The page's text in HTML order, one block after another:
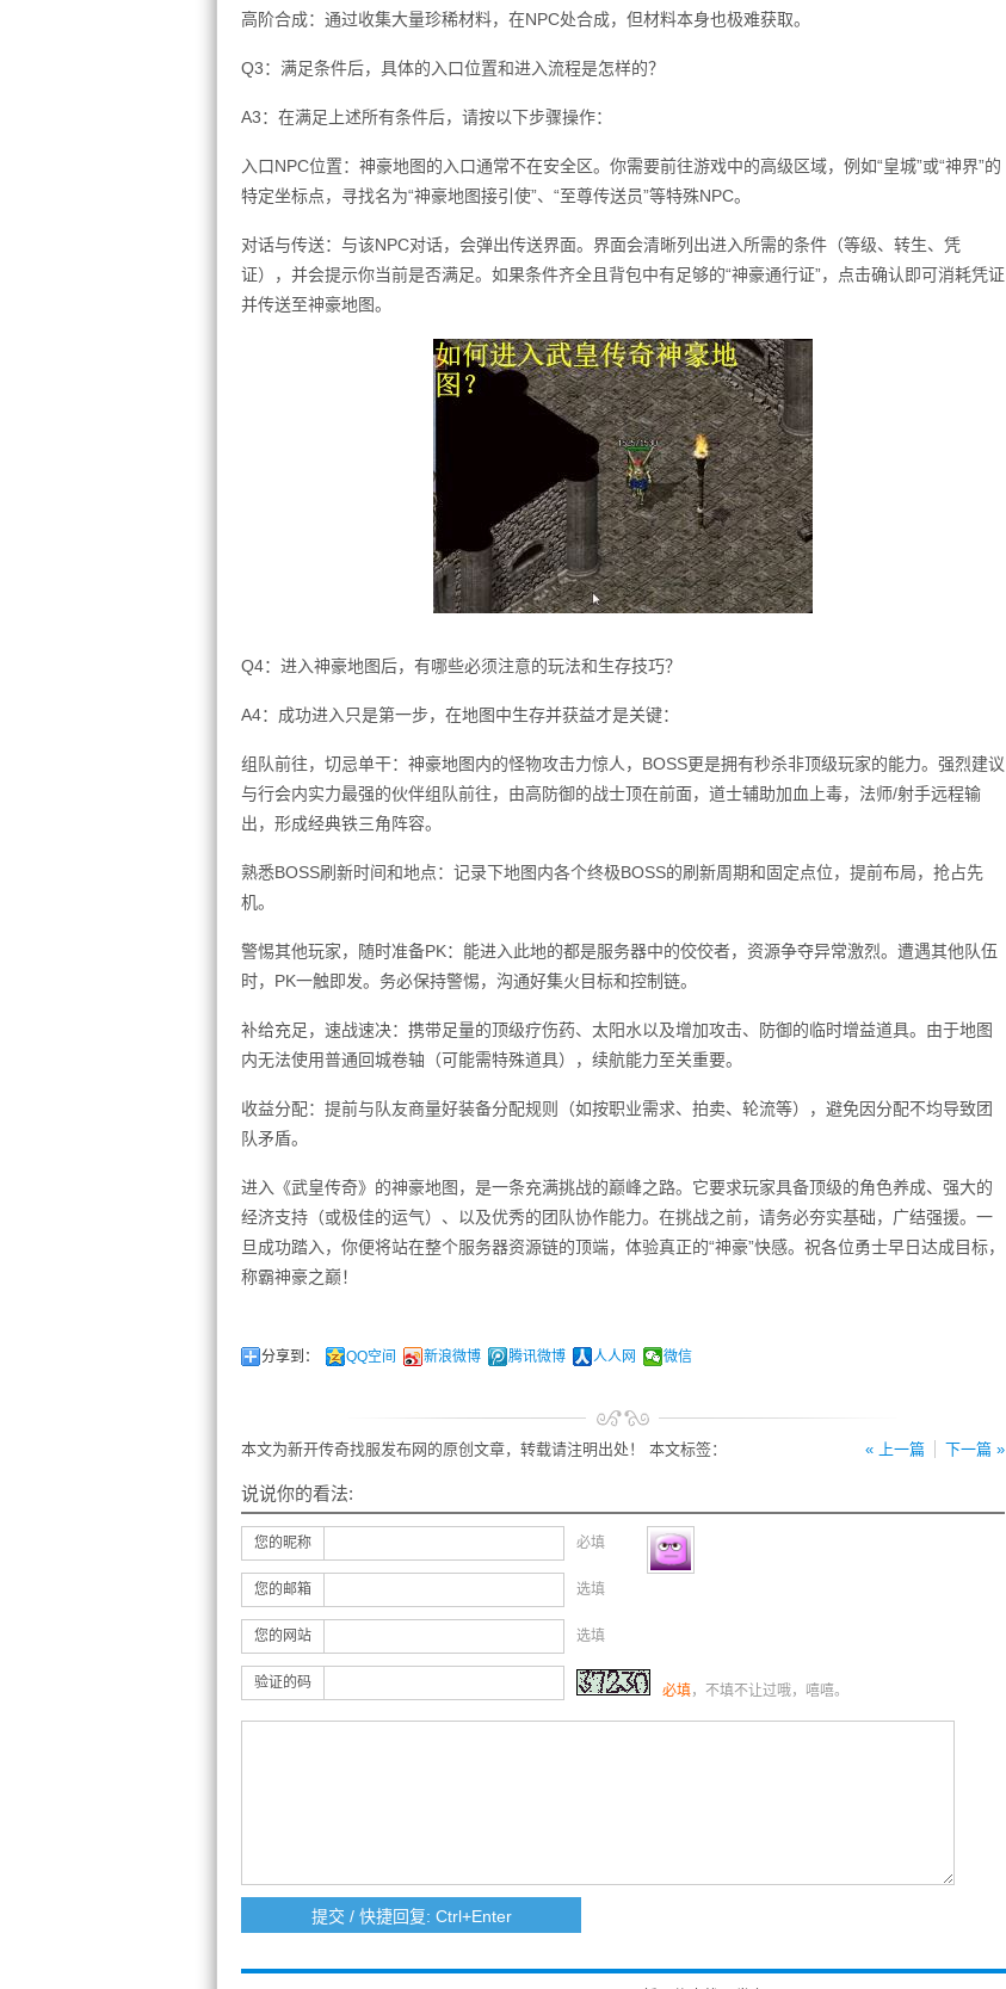
高阶合成：通过收集大量珍稀材料，在NPC处合成，但材料本身也极难获取。
Q3：满足条件后，具体的入口位置和进入流程是怎样的？
A3：在满足上述所有条件后，请按以下步骤操作：
入口NPC位置：神豪地图的入口通常不在安全区。你需要前往游戏中的高级区域，例如“皇城”或“神界”的
特定坐标点，寻找名为“神豪地图接引使”、“至尊传送员”等特殊NPC。
对话与传送：与该NPC对话，会弹出传送界面。界面会清晰列出进入所需的条件（等级、转生、凭
证），并会提示你当前是否满足。如果条件齐全且背包中有足够的“神豪通行证”，点击确认即可消耗凭证
并传送至神豪地图。
Q4：进入神豪地图后，有哪些必须注意的玩法和生存技巧？
A4：成功进入只是第一步，在地图中生存并获益才是关键：
组队前往，切忌单干：神豪地图内的怪物攻击力惊人，BOSS更是拥有秒杀非顶级玩家的能力。强烈建议
与行会内实力最强的伙伴组队前往，由高防御的战士顶在前面，道士辅助加血上毒，法师/射手远程输
出，形成经典铁三角阵容。
熟悉BOSS刷新时间和地点：记录下地图内各个终极BOSS的刷新周期和固定点位，提前布局，抢占先
机。
警惕其他玩家，随时准备PK：能进入此地的都是服务器中的佼佼者，资源争夺异常激烈。遭遇其他队伍
时，PK一触即发。务必保持警惕，沟通好集火目标和控制链。
补给充足，速战速决：携带足量的顶级疗伤药、太阳水以及增加攻击、防御的临时增益道具。由于地图
内无法使用普通回城卷轴（可能需特殊道具），续航能力至关重要。
收益分配：提前与队友商量好装备分配规则（如按职业需求、拍卖、轮流等），避免因分配不均导致团
队矛盾。
进入《武皇传奇》的神豪地图，是一条充满挑战的巅峰之路。它要求玩家具备顶级的角色养成、强大的
经济支持（或极佳的运气）、以及优秀的团队协作能力。在挑战之前，请务必夯实基础，广结强援。一
旦成功踏入，你便将站在整个服务器资源链的顶端，体验真正的“神豪”快感。祝各位勇士早日达成目标，
称霸神豪之巅！
分享到： QQ空间 新浪微博 腾讯微博 人人网 微信
« 上一篇 下一篇 »
本文为新开传奇找服发布网的原创文章，转载请注明出处！ 本文标签：
说说你的看法:
您的昵称 必填
您的邮箱 选填
您的网站 选填
验证的码 必填，不填不让过哦，嘻嘻。